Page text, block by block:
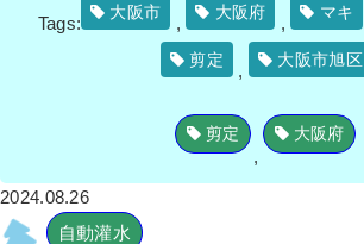
Tags:
大阪市
,
大阪府
,
マキ
剪定
,
大阪市旭区
剪定
,
大阪府
2024.08.26
自動灌水